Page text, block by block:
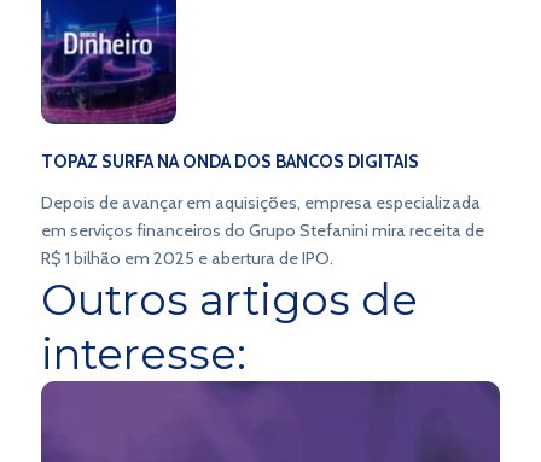
TOPAZ SURFA NA ONDA DOS BANCOS DIGITAIS
Depois de avançar em aquisições, empresa especializada
em serviços financeiros do Grupo Stefanini mira receita de
R$ 1 bilhão em 2025 e abertura de IPO.
Outros artigos de
interesse: